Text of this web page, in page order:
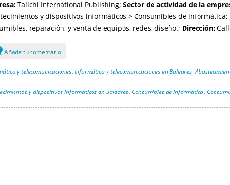
Talichi International Publishing; Sector de actividad de la
y dispositivos informáticos > Consumibles de informática;
reparación, y venta de equipos, redes, diseño.; Dirección:
Añade tú comentario
y telecomunicaciones , Informática y telecomunicaciones en Baleares ,
y dispositivos informáticos en Baleares , Consumibles de informática ,